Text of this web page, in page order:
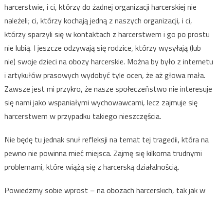
harcerstwie, i ci, którzy do żadnej organizacji harcerskiej nie
należeli; ci, którzy kochają jedną z naszych organizacji, i ci,
którzy sparzyli się w kontaktach z harcerstwem i go po prostu
nie lubią. I jeszcze odzywają się rodzice, którzy wysyłają (lub
nie) swoje dzieci na obozy harcerskie. Można by było z internetu
i artykułów prasowych wydobyć tyle ocen, że aż głowa mała.
Zawsze jest mi przykro, że nasze społeczeństwo nie interesuje
się nami jako wspaniałymi wychowawcami, lecz zajmuje się
harcerstwem w przypadku takiego nieszczęścia.
Nie będę tu jednak snuł refleksji na temat tej tragedii, która na
pewno nie powinna mieć miejsca. Zajmę się kilkoma trudnymi
problemami, które wiążą się z harcerską działalnością.
Powiedzmy sobie wprost – na obozach harcerskich, tak jak w